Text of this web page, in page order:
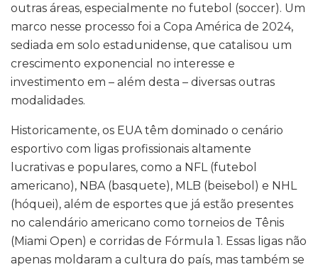
outras áreas, especialmente no futebol (soccer). Um
marco nesse processo foi a Copa América de 2024,
sediada em solo estadunidense, que catalisou um
crescimento exponencial no interesse e
investimento em – além desta – diversas outras
modalidades.
Historicamente, os EUA têm dominado o cenário
esportivo com ligas profissionais altamente
lucrativas e populares, como a NFL (futebol
americano), NBA (basquete), MLB (beisebol) e NHL
(hóquei), além de esportes que já estão presentes
no calendário americano como torneios de Tênis
(Miami Open) e corridas de Fórmula 1. Essas ligas não
apenas moldaram a cultura do país, mas também se